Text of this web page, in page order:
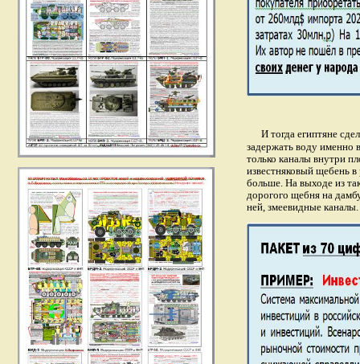
И тогда египтяне
задержать воду именно
только каналы внутри
известняковый щебень
больше. На выходе из
дорогого щебня на
ней, змеевидные каналы.